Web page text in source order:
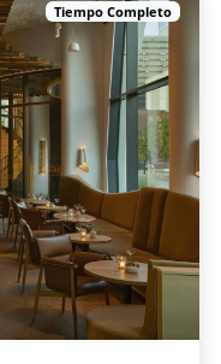
Tiempo Completo